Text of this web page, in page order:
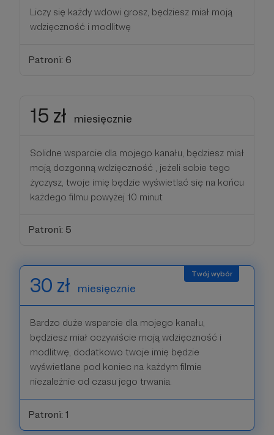
Liczy się każdy wdowi grosz, będziesz miał moją
wdzięczność i modlitwę
Patroni: 6
15 zł miesięcznie
Solidne wsparcie dla mojego kanału, będziesz miał
moją dozgonną wdzięczność , jeżeli sobie tego
życzysz, twoje imię będzie wyświetlać się na końcu
każdego filmu powyżej 10 minut
Patroni: 5
30 zł miesięcznie
Bardzo duże wsparcie dla mojego kanału,
będziesz miał oczywiście moją wdzięczność i
modlitwę, dodatkowo twoje imię będzie
wyświetlane pod koniec na każdym filmie
niezależnie od czasu jego trwania.
Patroni: 1